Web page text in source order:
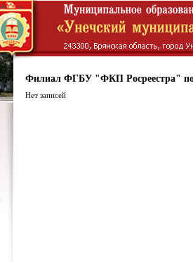
Филиал ФГБУ "ФКП Росреестра" по
Нет записей